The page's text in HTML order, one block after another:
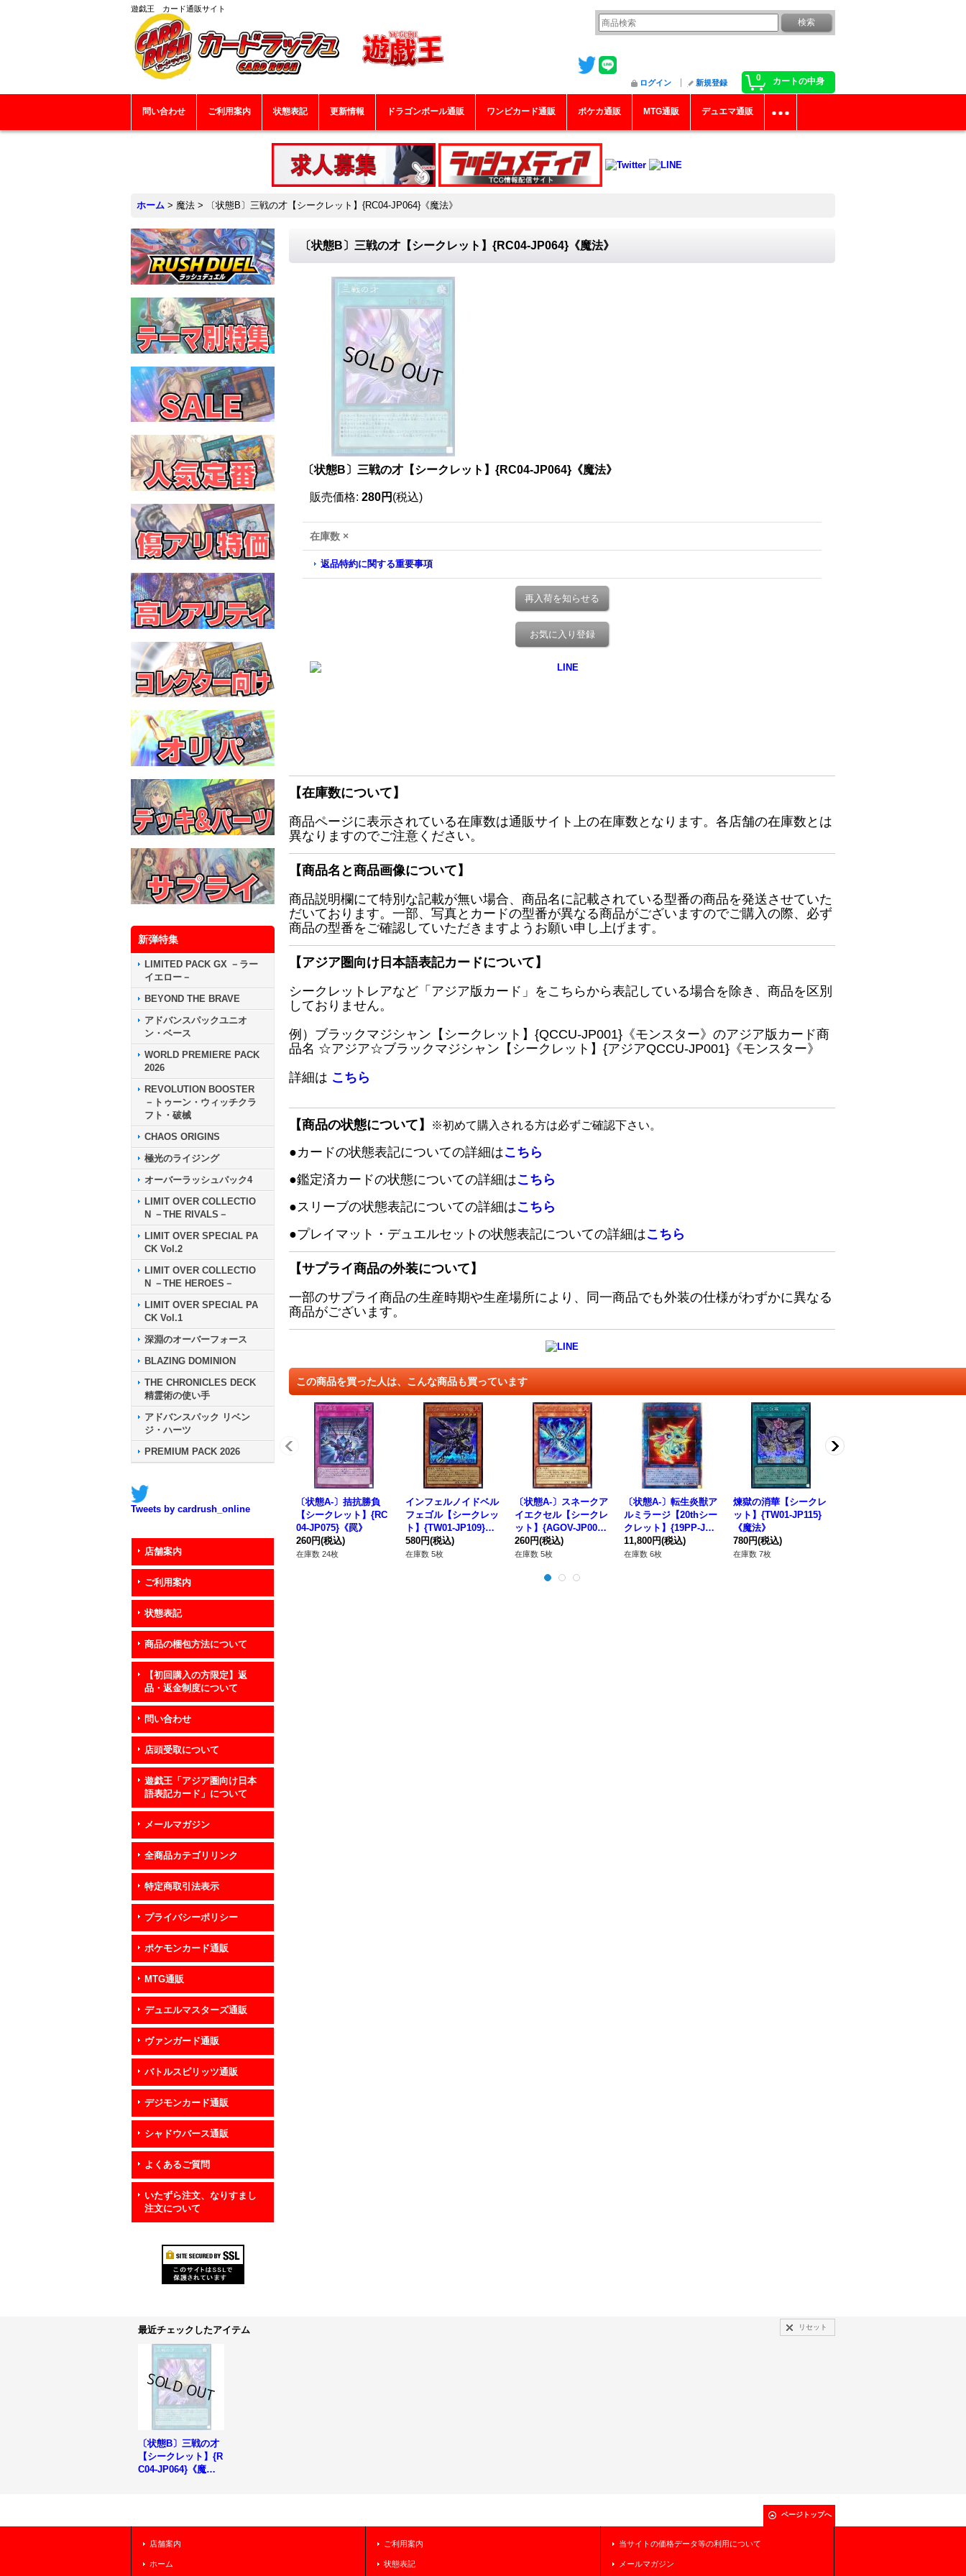
遊戯王 カード通販サイト
0 カートの中身
ログイン 新規登録
問い合わせ ご利用案内 状態表記 更新情報 ドラゴンボール通販 ワンピカード通販 ポケカ通販 MTG通販 デュエマ通販
ホーム > 魔法 > 〔状態B〕三戦の才【シークレット】{RC04-JP064}《魔法》
新弾特集
LIMITED PACK GX －ラー
イエロー－
BEYOND THE BRAVE
アドバンスパックユニオ
ン・ベース
WORLD PREMIERE PACK
2026
REVOLUTION BOOSTER
－トゥーン・ウィッチクラ
フト・破械
CHAOS ORIGINS
極光のライジング
オーバーラッシュパック4
LIMIT OVER COLLECTIO
N －THE RIVALS－
LIMIT OVER SPECIAL PA
CK Vol.2
LIMIT OVER COLLECTIO
N －THE HEROES－
LIMIT OVER SPECIAL PA
CK Vol.1
深淵のオーバーフォース
BLAZING DOMINION
THE CHRONICLES DECK
精霊術の使い手
アドバンスパック リベン
ジ・ハーツ
PREMIUM PACK 2026
Tweets by cardrush_online
店舗案内
ご利用案内
状態表記
商品の梱包方法について
【初回購入の方限定】返
品・返金制度について
問い合わせ
店頭受取について
遊戯王「アジア圏向け日本
語表記カード」について
メールマガジン
全商品カテゴリリンク
特定商取引法表示
プライバシーポリシー
ポケモンカード通販
MTG通販
デュエルマスターズ通販
ヴァンガード通販
バトルスピリッツ通販
デジモンカード通販
シャドウバース通販
よくあるご質問
いたずら注文、なりすまし
注文について
〔状態B〕三戦の才【シークレット】{RC04-JP064}《魔法》
〔状態B〕三戦の才【シークレット】{RC04-JP064}《魔法》
販売価格: 280円 (税込)
在庫数 ×
返品特約に関する重要事項
再入荷を知らせる
お気に入り登録
【在庫数について】
商品ページに表示されている在庫数は通販サイト上の在庫数となります。各店舗の在庫数とは
異なりますのでご注意ください。
【商品名と商品画像について】
商品説明欄にて特別な記載が無い場合、商品名に記載されている型番の商品を発送させていた
だいております。一部、写真とカードの型番が異なる商品がございますのでご購入の際、必ず
商品の型番をご確認していただきますようお願い申し上げます。
【アジア圏向け日本語表記カードについて】
シークレットレアなど「アジア版カード」をこちらから表記している場合を除き、商品を区別
しておりません。
例）ブラックマジシャン【シークレット】{QCCU-JP001}《モンスター》のアジア版カード商
品名 ☆アジア☆ブラックマジシャン【シークレット】{アジアQCCU-JP001}《モンスター》
詳細は こちら
【商品の状態について】 ※初めて購入される方は必ずご確認下さい。
●カードの状態表記についての詳細はこちら
●鑑定済カードの状態についての詳細はこちら
●スリーブの状態表記についての詳細はこちら
●プレイマット・デュエルセットの状態表記についての詳細はこちら
【サプライ商品の外装について】
一部のサプライ商品の生産時期や生産場所により、同一商品でも外装の仕様がわずかに異なる
商品がございます。
この商品を買った人は、こんな商品も買っています
〔状態A-〕拮抗勝負
【シークレット】{RC
04-JP075}《罠》
260円(税込)
在庫数 24枚
インフェルノイドベル
フェゴル【シークレッ
ト】{TW01-JP109}
《モンスター》
580円(税込)
在庫数 5枚
〔状態A-〕スネークア
イエクセル【シークレ
ット】{AGOV-JP007}
《モンスター》
260円(税込)
在庫数 5枚
〔状態A-〕転生炎獣ア
ルミラージ【20thシー
クレット】{19PP-JP0
06}《リンク》
11,800円(税込)
在庫数 6枚
煉獄の消華【シークレ
ット】{TW01-JP115}
《魔法》
780円(税込)
在庫数 7枚
最近チェックしたアイテム リセット
〔状態B〕三戦の才
【シークレット】{R
C04-JP064}《魔
ページトップへ
店舗案内
ホーム
ご利用案内
状態表記
当サイトの価格データ等の利用について
メールマガジン